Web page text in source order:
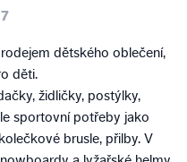
dětského oblečení,
děti.
židličky, postýlky,
sportovní potřeby jako
brusle, přilby. V